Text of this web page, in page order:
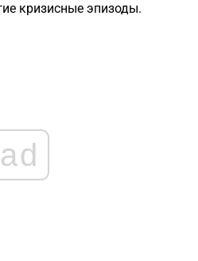
кризисные эпизоды.
ad